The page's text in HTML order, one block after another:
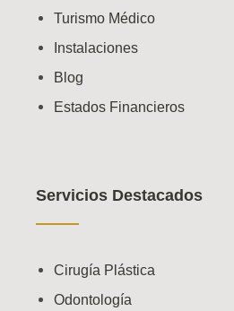
Turismo Médico
Instalaciones
Blog
Estados Financieros
Servicios Destacados
Cirugía Plástica
Odontología